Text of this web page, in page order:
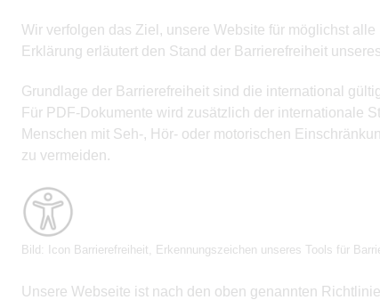
Wir verfolgen das Ziel, unsere Website für möglichst
Erklärung erläutert den Stand der Barrierefreiheit
Grundlage der Barrierefreiheit sind die international
Für PDF-Dokumente wird zusätzlich der internationale
Menschen mit Seh-, Hör- oder motorischen
zu vermeiden.
Bild: Icon Barrierefreiheit, Erkennungszeichen unseres Tools für
Unsere Webseite ist nach den oben genannten